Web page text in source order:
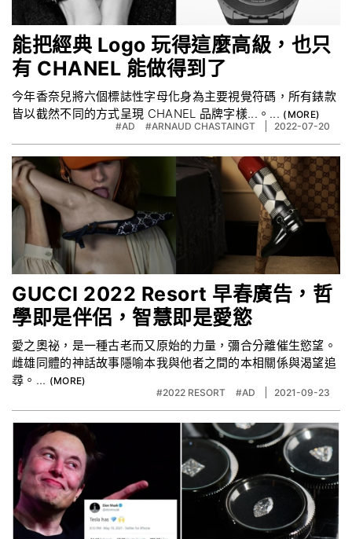
能把經典 Logo 玩得這麼高級，也只
有 CHANEL 能做得到了
今年香奈兒將六個標誌性字母化身為主要視覺符碼，所有錶款
皆以截然不同的方式呈現 CHANEL 品牌字樣...。...
#AD #ARNAUD CHASTAINGT 2022-07-20
GUCCI 2022 Resort 早春廣告，哲
學即是伴侶，智慧即是愛慾
愛之奧祕，是一種古老而又原始的力量，彌合分離催生慾望。
雌雄同體的神話故事隱喻本我與他者之間的本相關係與渴望追
尋。...
#2022 RESORT #AD 2021-09-23